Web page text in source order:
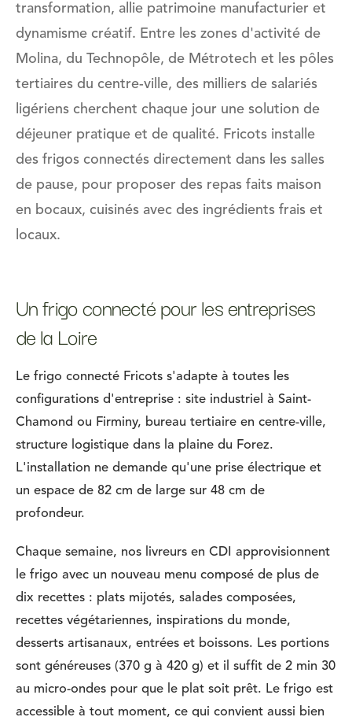
transformation, allie patrimoine manufacturier et
dynamisme créatif. Entre les zones d'activité de
Molina, du Technopôle, de Métrotech et les pôles
tertiaires du centre-ville, des milliers de salariés
ligériens cherchent chaque jour une solution de
déjeuner pratique et de qualité. Fricots installe
des frigos connectés directement dans les salles
de pause, pour proposer des repas faits maison
en bocaux, cuisinés avec des ingrédients frais et
locaux.
Un frigo connecté pour les entreprises
de la Loire
Le frigo connecté Fricots s'adapte à toutes les
configurations d'entreprise : site industriel à Saint-
Chamond ou Firminy, bureau tertiaire en centre-ville,
structure logistique dans la plaine du Forez.
L'installation ne demande qu'une prise électrique et
un espace de 82 cm de large sur 48 cm de
profondeur.
Chaque semaine, nos livreurs en CDI approvisionnent
le frigo avec un nouveau menu composé de plus de
dix recettes : plats mijotés, salades composées,
recettes végétariennes, inspirations du monde,
desserts artisanaux, entrées et boissons. Les portions
sont généreuses (370 g à 420 g) et il suffit de 2 min 30
au micro-ondes pour que le plat soit prêt. Le frigo est
accessible à tout moment, ce qui convient aussi bien